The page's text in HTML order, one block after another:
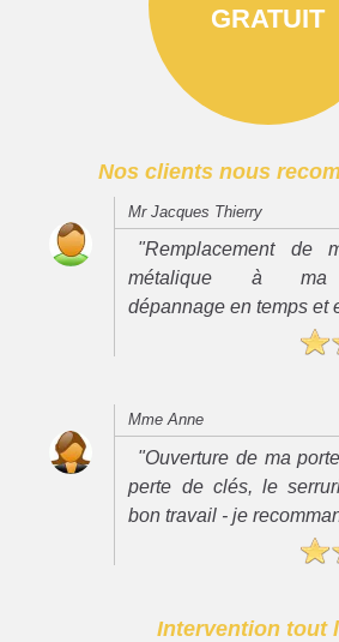
GRATUIT
Nos clients nous
Mr Jacques Thierry
"Remplacement de
métalique à ma
dépannage en temps et
Mme Anne
"Ouverture de ma
perte de clés, le
bon travail - je
Intervention tout